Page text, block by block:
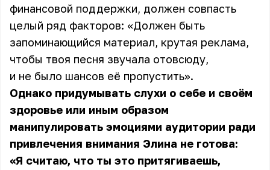
финансовой поддержки, должен совпасть
целый ряд факторов: «Должен быть
запоминающийся материал, крутая реклама,
чтобы твоя песня звучала отовсюду,
и не было шансов её пропустить».
Однако придумывать слухи о себе и своём
здоровье или иным образом
манипулировать эмоциями аудитории ради
привлечения внимания Элина не готова:
«Я считаю, что ты это притягиваешь,